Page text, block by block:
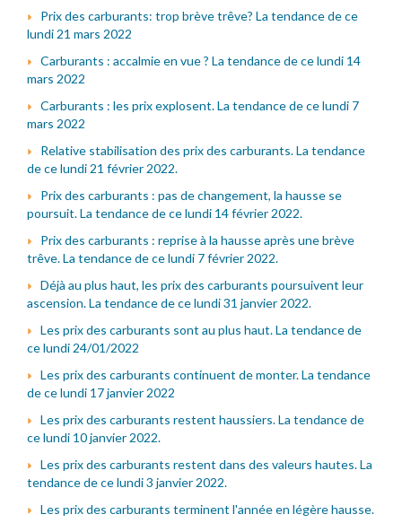
Prix des carburants: trop brève trêve? La tendance de ce
lundi 21 mars 2022
Carburants : accalmie en vue ? La tendance de ce lundi 14
mars 2022
Carburants : les prix explosent. La tendance de ce lundi 7
mars 2022
Relative stabilisation des prix des carburants. La tendance
de ce lundi 21 février 2022.
Prix des carburants : pas de changement, la hausse se
poursuit. La tendance de ce lundi 14 février 2022.
Prix des carburants : reprise à la hausse après une brève
trêve. La tendance de ce lundi 7 février 2022.
Déjà au plus haut, les prix des carburants poursuivent leur
ascension. La tendance de ce lundi 31 janvier 2022.
Les prix des carburants sont au plus haut. La tendance de
ce lundi 24/01/2022
Les prix des carburants continuent de monter. La tendance
de ce lundi 17 janvier 2022
Les prix des carburants restent haussiers. La tendance de
ce lundi 10 janvier 2022.
Les prix des carburants restent dans des valeurs hautes. La
tendance de ce lundi 3 janvier 2022.
Les prix des carburants terminent l'année en légère hausse.